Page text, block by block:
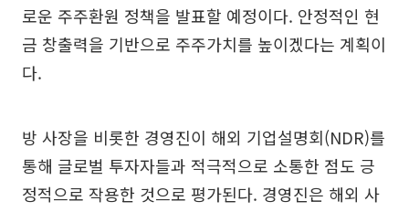
로운 주주환원 정책을 발표할 예정이다. 안정적인 현
금 창출력을 기반으로 주주가치를 높이겠다는 계획이
다.
방 사장을 비롯한 경영진이 해외 기업설명회(NDR)를
통해 글로벌 투자자들과 적극적으로 소통한 점도 긍
정적으로 작용한 것으로 평가된다. 경영진은 해외 사